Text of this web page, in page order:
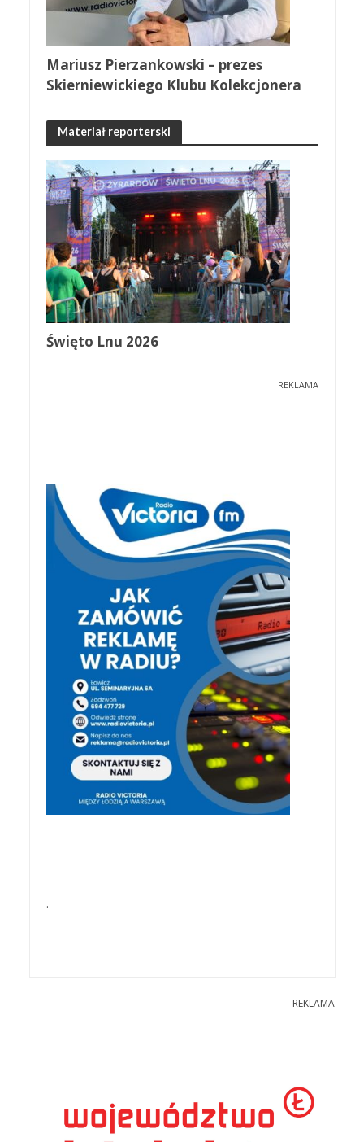
Mariusz Pierzankowski – prezes
Skierniewickiego Klubu Kolekcjonera
Materiał reporterski
Święto Lnu 2026
REKLAMA
.
REKLAMA